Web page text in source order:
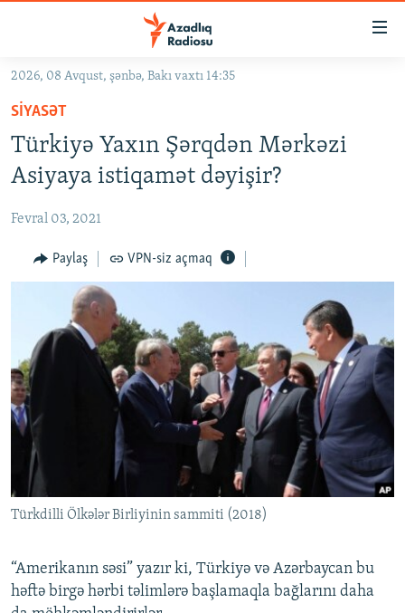
Əsas
qayıt
Əsas
naviqasiyaya
qayıt
Axtarışa
GÜNDƏM
#İZAHLA
KORRUPSIOMETR
#ƏSLINDƏ
FƏRQƏ BAX
QANUNI DOĞRU
ARAŞDIRMA
MULTIMEDIA
VIDEO
İNFOQRAFIKA
KARIKATURA
RADIO ARXIV
AZƏRBAYCAN ƏDƏBIYYATI KITABXANASI
İSLAM VƏ DEMOKRATIYA
İZ - MƏDƏNIYYƏT PROQRAMI
HAQQIMIZDA
MISSIYAMIZ
PEŞƏ ETIKASI VƏ JURNALISTIKA STANDARTLARIMIZ
MATERIALLARIMIZDAN ISTIFADƏ
AZADLIQRADIOSU MOBIL TELEFONUNUZDA
XƏBƏR BÜLLETENLƏRIMIZ
BIZI IZLƏ
RFE/RL-in bütün saytları
2026, 08 Avqust, şənbə, Bakı vaxtı 14:35
SIYASƏT
Türkiyə Yaxın Şərqdən Mərkəzi
Asiyaya istiqamət dəyişir?
Fevral 03, 2021
Paylaş VPN-siz açmaq
Türkdilli Ölkələr Birliyinin sammiti (2018)
“Amerikanın səsi” yazır ki, Türkiyə və Azərbaycan bu
həftə birgə hərbi təlimlərə başlamaqla bağlarını daha